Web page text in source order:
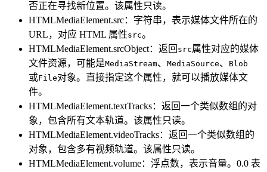
否正在寻找新位置。该属性只读。
HTMLMediaElement.src：字符串，表示媒体文件所在的
URL，对应 HTML 属性src。
HTMLMediaElement.srcObject：返回 src属性对应的媒体
文件资源，可能是MediaStream、 MediaSource、 Blob
或File对象。直接指定这个属性，就可以播放媒体文
件。
HTMLMediaElement.textTracks：返回一个类似数组的对
象，包含所有文本轨道。该属性只读。
HTMLMediaElement.videoTracks：返回一个类似数组的
对象，包含多有视频轨道。该属性只读。
HTMLMediaElement.volume：浮点数，表示音量。0.0 表